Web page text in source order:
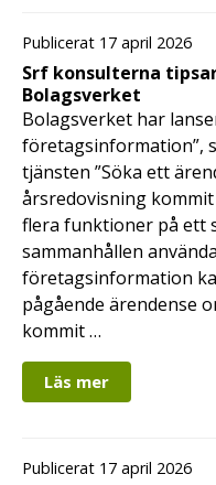
Publicerat 17 april 2026
Srf konsulterna
Bolagsverket
Bolagsverket har
företagsinformation”,
tjänsten ”Söka ett
årsredovisning
flera funktioner på ett
sammanhållen
företagsinformation
pågående ärendense
kommit …
Läs mer
Publicerat 17 april 2026